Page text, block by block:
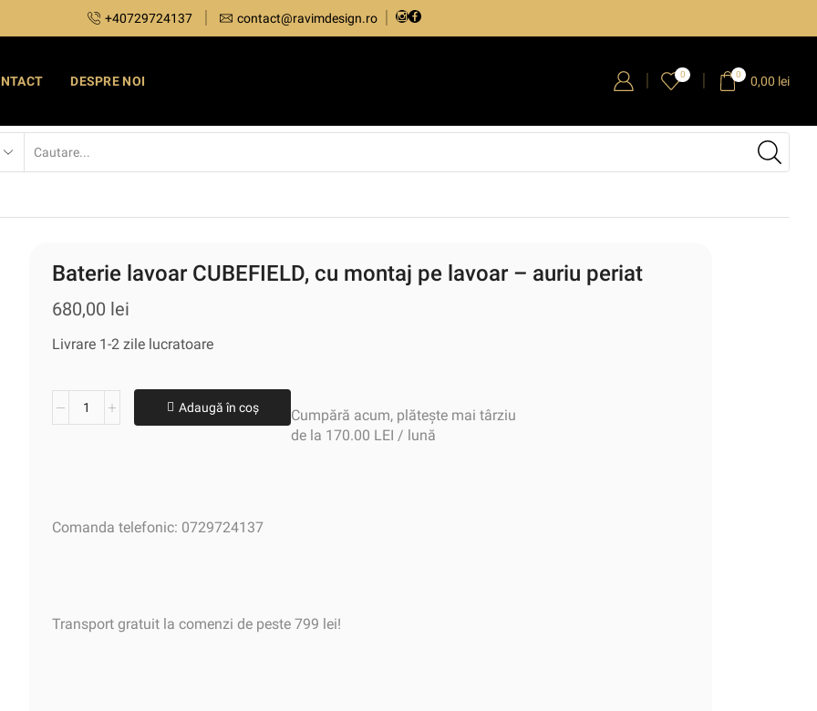
+40729724137 contact@ravimdesign.ro
DESPRE NOI 0 0 0,00 lei
Baterie lavoar CUBEFIELD, cu montaj pe lavoar – auriu periat
680,00 lei
Livrare 1-2 zile lucratoare
Adaugă în coș
Cumpără acum, plătește mai târziu
de la 170.00 LEI / lună
Comanda telefonic: 0729724137
Transport gratuit la comenzi de peste 799 lei!